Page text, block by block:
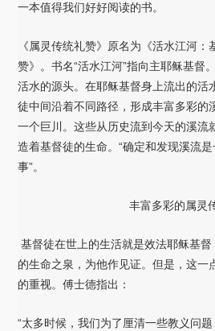
一本值得我们好好阅读的书。
《属灵传统礼赞》原名为《活水江河
赞》。书名“活水江河”指向主耶稣基督
活水的源头。在耶稣基督身上流出的活
徒中间沿着不同路径，形成丰富多彩的
一个巨川。这些从历史流到今天的溪流
造着基督徒的生命。“确定和发现溪流
事”。
丰富多彩的属灵
基督徒在世上的生活就是效法耶稣基
的生命之泉，为他作见证。但是，这一
的重视。傅士德指出：
“太多时候，我们为了厘清一些教义问